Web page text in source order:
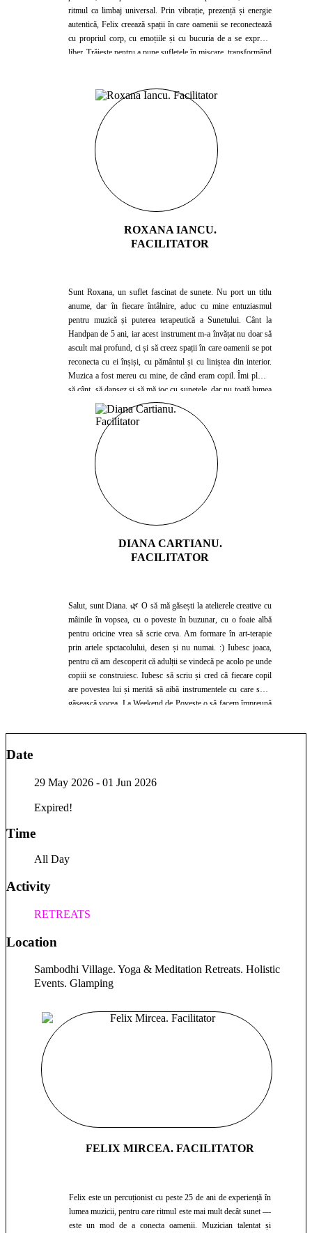
ritmul ca limbaj universal. Prin vibrație, prezență și energie
autentică, Felix creează spații în care oamenii se reconectează
cu propriul corp, cu emoțiile și cu bucuria de a se exprima
liber. Trăiește pentru a pune sufletele în mișcare, transformând
ROXANA IANCU.
FACILITATOR
Sunt Roxana, un suflet fascinat de sunete. Nu port un titlu
anume, dar în fiecare întâlnire, aduc cu mine entuziasmul
pentru muzică și puterea terapeutică a Sunetului. Cânt la
Handpan de 5 ani, iar acest instrument m-a învățat nu doar să
ascult mai profund, ci și să creez spații în care oamenii se pot
reconecta cu ei înșiși, cu pământul și cu liniștea din interior.
Muzica a fost mereu cu mine, de când eram copil. Îmi plăcea
să cânt, să dansez și să mă joc cu sunetele, dar nu toată lumea
înțelegea această chemare. Am fost descurajată de multe ori să
continui… și totuși, ceva din mine nu a renunțat niciodată. În
timp, am descoperit că muzica nu trebuie să fie despre
performanță sau perfecțiune – ci despre vindecare, libertate și
conexiune. O să îți arăt și ție asta.
DIANA CARTIANU.
FACILITATOR
Salut, sunt Diana. 🌿 O să mă găsești la atelierele creative cu
mâinile în vopsea, cu o poveste în buzunar, cu o foaie albă
pentru oricine vrea să scrie ceva. Am formare în art-terapie
prin artele spctacolului, desen și nu numai. :) Iubesc joaca,
pentru că am descoperit că adulții se vindecă pe acolo pe unde
copiii se construiesc. Iubesc să scriu și cred că fiecare copil
are povestea lui și merită să aibă instrumentele cu care să-și
găsească vocea. La Weekend de Poveste o să facem împreună
pentru vânătoarea de comori, scriem dorințe pe frunze,
ne întâlnim acolo. 🌲
Date
29 May 2026 - 01 Jun 2026
Expired!
Time
All Day
Activity
RETREATS
Location
Sambodhi Village. Yoga & Meditation Retreats. Holistic
Events. Glamping
FELIX MIRCEA. FACILITATOR
Felix este un percuționist cu peste 25 de ani de experiență în
lumea muzicii, pentru care ritmul este mai mult decât sunet —
este un mod de a conecta oamenii. Muzician talentat și